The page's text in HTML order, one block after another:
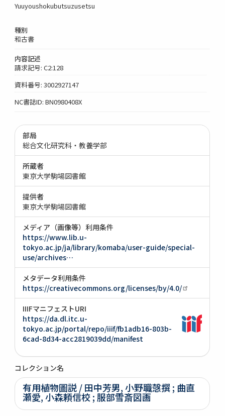
Yuuyoushokubutsuzusetsu
種別
和古書
内容記述
請求記号: C2:128
資料番号: 3002927147
NC書誌ID: BN0980408X
部局
総合文化研究科・教養学部
所蔵者
東京大学駒場図書館
提供者
東京大学駒場図書館
メディア（画像等）利用条件
https://www.lib.u-
tokyo.ac.jp/ja/library/komaba/user-guide/special-
use/archives…
メタデータ利用条件
https://creativecommons.org/licenses/by/4.0/
IIIFマニフェストURI
https://da.dl.itc.u-
tokyo.ac.jp/portal/repo/iiif/fb1adb16-803b-
6cad-8d34-acc2819039dd/manifest
コレクション名
有用植物圖説 / 田中芳男, 小野職愨撰 ; 曲直
瀬愛, 小森頼信校 ; 服部雪斎図画